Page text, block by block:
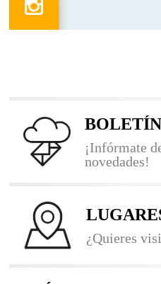
BOLETÍN
¡Infórmate
novedades!
¿Quieres